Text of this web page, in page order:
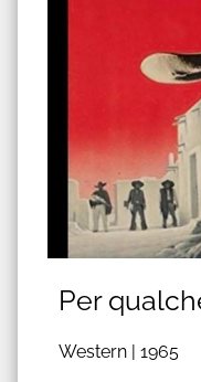
Per
Western | 1965